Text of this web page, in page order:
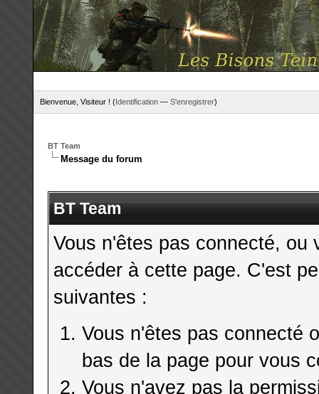
Bienvenue, Visiteur ! (Identification— S'enregistrer)
BT Team
Message du forum
BT Team
Vous n'êtes pas connecté, ou
accéder à cette page. C'est
suivantes :
Vous n'êtes pas connecté
bas de la page pour vous
Vous n'avez pas la